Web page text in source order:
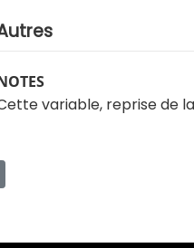
variable, reprise de